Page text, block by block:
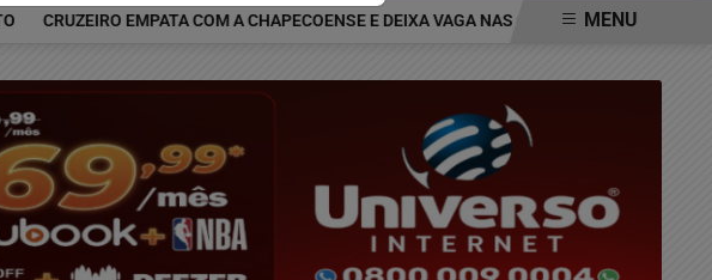
EMPATA COM A CHAPECOENSE E DEIXA VAGA NAS QUARTAS DA COPA DO BRASIL
MENU